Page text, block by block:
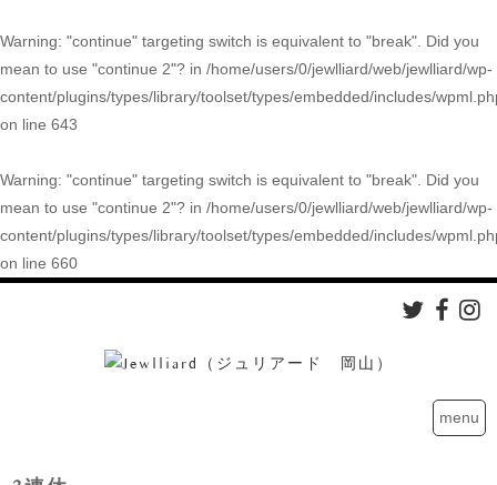
Warning: "continue" targeting switch is equivalent to "break". Did you
mean to use "continue 2"? in /home/users/0/jewlliard/web/jewlliard/wp-
content/plugins/types/library/toolset/types/embedded/includes/
on line 643
Warning: "continue" targeting switch is equivalent to "break". Did you
mean to use "continue 2"? in /home/users/0/jewlliard/web/jewlliard/wp-
content/plugins/types/library/toolset/types/embedded/includes/
on line 660
menu